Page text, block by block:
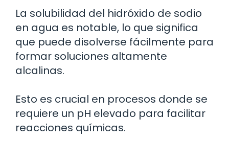
La solubilidad del hidróxido de sodio
en agua es notable, lo que significa
que puede disolverse fácilmente para
formar soluciones altamente
alcalinas.
Esto es crucial en procesos donde se
requiere un pH elevado para facilitar
reacciones químicas.